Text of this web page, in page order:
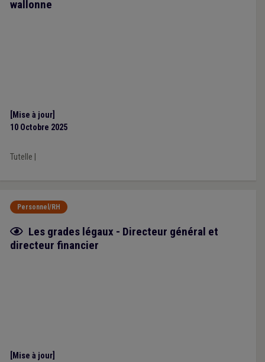
wallonne
[Mise à jour]
10 Octobre 2025
Tutelle
Personnel/RH
Fiche focus
Les grades légaux - Directeur général et
directeur financier
[Mise à jour]